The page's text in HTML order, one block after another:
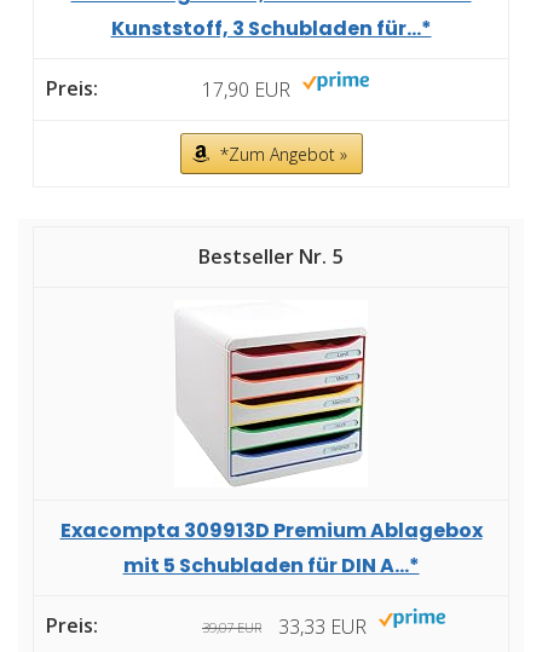
Kunststoff, 3 Schubladen für...*
17,90 EUR
*Zum Angebot »
5
Exacompta 309913D Premium Ablagebox
mit 5 Schubladen für DIN A...*
39,07 EUR 33,33 EUR